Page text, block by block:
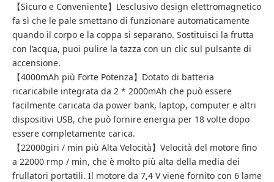
【Sicuro e Conveniente】L’esclusivo design elettromagnetico
fa sì che le pale smettano di funzionare automaticamente
quando il corpo e la coppa si separano. Sostituisci la frutta
con l’acqua, puoi pulire la tazza con un clic sul pulsante di
accensione.
【4000mAh più Forte Potenza】Dotato di batteria
ricaricabile integrata da 2 * 2000mAh che può essere
facilmente caricata da power bank, laptop, computer e altri
dispositivi USB, che può fornire energia per 18 volte dopo
essere completamente carica.
【22000giri / min più Alta Velocità】Velocità del motore fino
a 22000 rmp / min, che è molto più alta della media dei
frullatori portatili. Il motore da 7,4 V viene fornito con 6 lame